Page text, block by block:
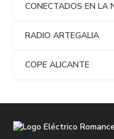
CONECTADOS EN LA
RADIO ARTEGALIA
COPE ALICANTE